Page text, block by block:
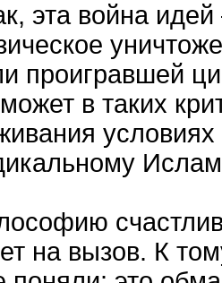
эта война
проигравшей
в таких
условиях
на вызов. К